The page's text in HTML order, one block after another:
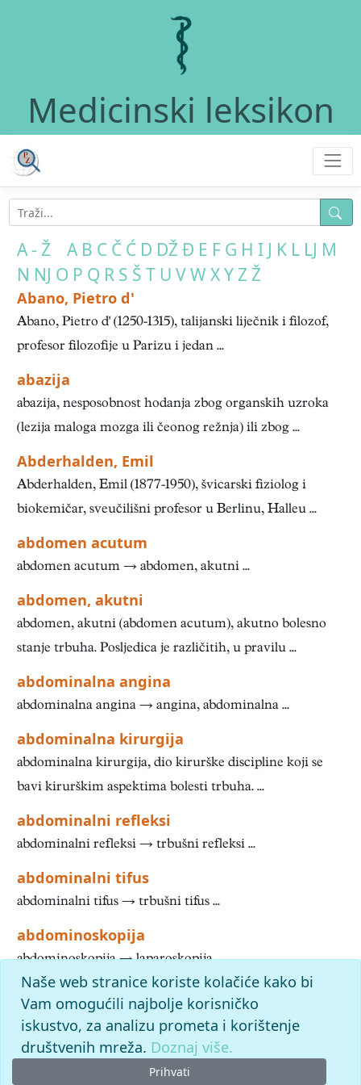
Medicinski leksikon
A - Ž A B C Č Ć D DŽĐ E F G H I J K L LJ M
N NJ O P Q R S Š T U VW XYZŽ
Abano, Pietro d'
Abano, Pietro d' (1250-1315), talijanski liječnik i filozof,
profesor filozofije u Parizu i jedan ...
abazija
abazija, nesposobnost hodanja zbog organskih uzroka
(lezija maloga mozga ili čeonog režnja) ili zbog ...
Abderhalden, Emil
Abderhalden, Emil (1877-1950), švicarski fiziolog i
biokemičar, sveučilišni profesor u Berlinu, Halleu ...
abdomen acutum
abdomen acutum → abdomen, akutni ...
abdomen, akutni
abdomen, akutni (abdomen acutum), akutno bolesno
stanje trbuha. Posljedica je različitih, u pravilu ...
abdominalna angina
abdominalna angina → angina, abdominalna ...
abdominalna kirurgija
abdominalna kirurgija, dio kirurške discipline koji se
bavi kirurškim aspektima bolesti trbuha. ...
abdominalni refleksi
abdominalni refleksi → trbušni refleksi ...
abdominalni tifus
abdominalni tifus → trbušni tifus ...
abdominoskopija
abdominoskopija → laparoskopija ...
slovoa: pronađenih odgovora: 1481; vrijeme izvršavanja
upita: 60 ms
Naše web stranice koriste kolačiće kako bi
Vam omogućili najbolje korisničko
iskustvo, za analizu prometa i korištenje
društvenih mreža. Doznaj više.
Prihvati